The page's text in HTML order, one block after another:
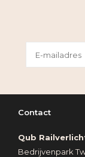
Contact
Qub
Bedrijvenpark